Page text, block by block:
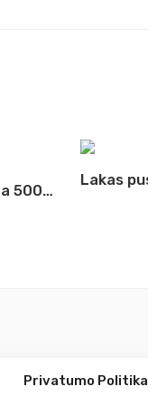
Privatumo Politika
Tekstūrinė smulki pasta 500ml Rosa